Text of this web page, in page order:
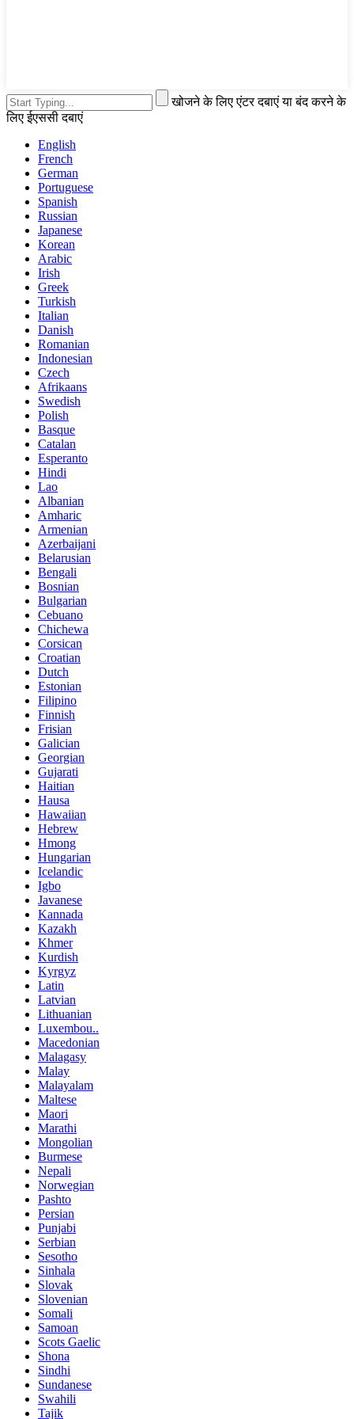
खोजने के लिए एंटर दबाएं या बंद करने के
लिए ईएससी दबाएं
English
French
German
Portuguese
Spanish
Russian
Japanese
Korean
Arabic
Irish
Greek
Turkish
Italian
Danish
Romanian
Indonesian
Czech
Afrikaans
Swedish
Polish
Basque
Catalan
Esperanto
Hindi
Lao
Albanian
Amharic
Armenian
Azerbaijani
Belarusian
Bengali
Bosnian
Bulgarian
Cebuano
Chichewa
Corsican
Croatian
Dutch
Estonian
Filipino
Finnish
Frisian
Galician
Georgian
Gujarati
Haitian
Hausa
Hawaiian
Hebrew
Hmong
Hungarian
Icelandic
Igbo
Javanese
Kannada
Kazakh
Khmer
Kurdish
Kyrgyz
Latin
Latvian
Lithuanian
Luxembou..
Macedonian
Malagasy
Malay
Malayalam
Maltese
Maori
Marathi
Mongolian
Burmese
Nepali
Norwegian
Pashto
Persian
Punjabi
Serbian
Sesotho
Sinhala
Slovak
Slovenian
Somali
Samoan
Scots Gaelic
Shona
Sindhi
Sundanese
Swahili
Tajik